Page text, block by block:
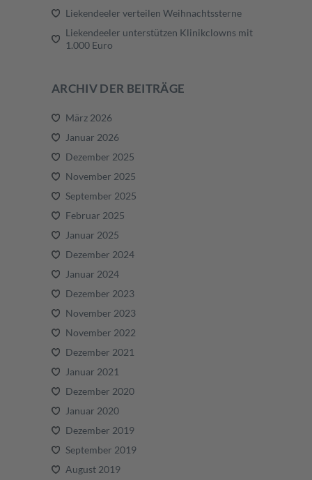
Liekendeeler verteilen Weihnachtssterne
Liekendeeler unterstützen Klinikclowns mit
1.000 Euro
ARCHIV DER BEITRÄGE
März 2026
Januar 2026
Dezember 2025
November 2025
September 2025
Februar 2025
Januar 2025
Dezember 2024
Januar 2024
Dezember 2023
November 2023
November 2022
Dezember 2021
Januar 2021
Dezember 2020
Januar 2020
Dezember 2019
September 2019
August 2019